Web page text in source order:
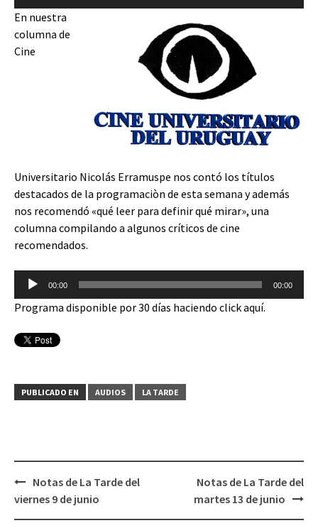
audio
En nuestra
columna de
Cine
Universitario Nicolás Erramuspe nos contó los títulos
destacados de la programaciòn de esta semana y además
nos recomendó «qué leer para definir qué mirar», una
columna compilando a algunos críticos de cine
recomendados.
Reproductor
audio
00:00 00:00
Programa disponible por 30 días haciendo clickaquí.
PUBLICADO EN AUDIOS LA TARDE
Navegación
Notas de La Tarde del
viernes 9 de junio
Notas de La Tarde del
martes 13 de junio